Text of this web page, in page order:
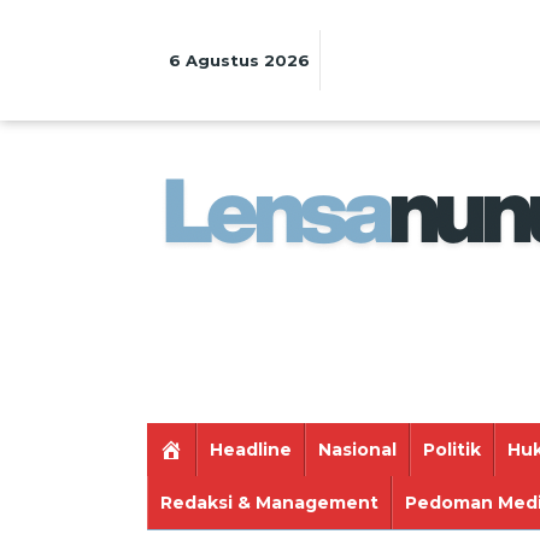
6 Agustus 2026
Headline Nasional Politik
Redaksi & Management Pedoman